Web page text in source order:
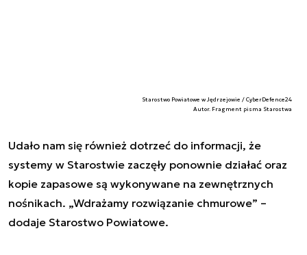
Starostwo Powiatowe w Jędrzejowie / CyberDefence24
Autor. Fragment pisma Starostwa
Udało nam się również dotrzeć do informacji, że
systemy w Starostwie zaczęły ponownie działać oraz
kopie zapasowe są wykonywane na zewnętrznych
nośnikach. „Wdrażamy rozwiązanie chmurowe” –
dodaje Starostwo Powiatowe.